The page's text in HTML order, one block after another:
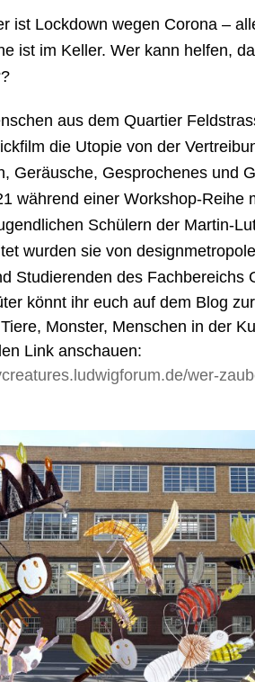
ist Lockdown wegen Corona –
ist im Keller. Wer kann helfen,
aus dem Quartier
die Utopie von der
Geräusche, Gesprochenes und
während einer Workshop-Reihe
Schülern der Martin-
wurden sie von
Studierenden des Fachbereichs
könnt ihr euch auf dem Blog
Monster, Menschen in der
Link anschauen:
wer-